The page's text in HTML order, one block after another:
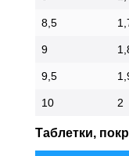
8,5
9
9,5
10 2
Таблетки,